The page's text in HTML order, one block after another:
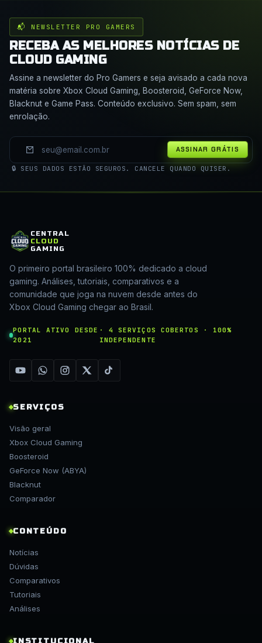
📬 NEWSLETTER PRO GAMERS
RECEBA AS MELHORES NOTÍCIAS DE
CLOUD GAMING
Assine a newsletter do Pro Gamers e seja avisado a cada nova
matéria sobre Xbox Cloud Gaming, Boosteroid, GeForce Now,
Blacknut e Game Pass. Conteúdo exclusivo. Sem spam, sem
enrolação.
ASSINAR GRÁTIS
🔒 SEUS DADOS ESTÃO SEGUROS. CANCELE QUANDO QUISER.
CENTRAL
CLOUD
GAMING
O primeiro portal brasileiro 100% dedicado a cloud
gaming. Análises, tutoriais, comparativos e a
comunidade que joga na nuvem desde antes do
Xbox Cloud Gaming chegar ao Brasil.
PORTAL ATIVO DESDE
2021
· 4 SERVIÇOS COBERTOS · 100%
INDEPENDENTE
SERVIÇOS
Visão geral
Xbox Cloud Gaming
Boosteroid
GeForce Now (ABYA)
Blacknut
Comparador
CONTEÚDO
Notícias
Dúvidas
Comparativos
Tutoriais
Análises